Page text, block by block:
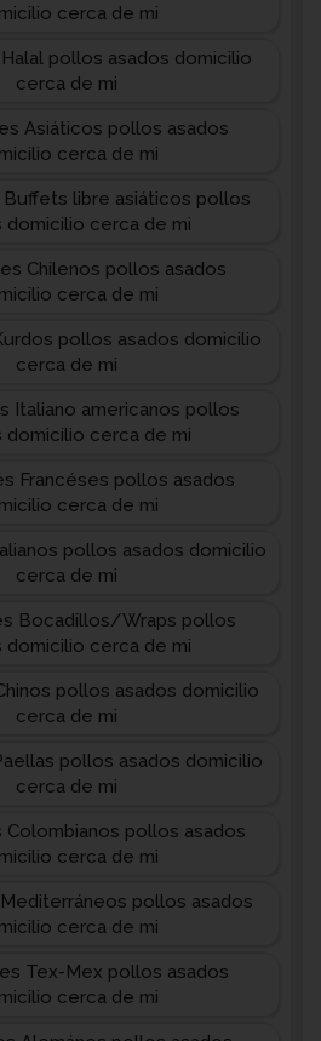
cerca de mi
pollos asados domicilio
cerca de mi
Asiáticos pollos asados
cerca de mi
Buffets libre asiáticos pollos
domicilio cerca de mi
Chilenos pollos asados
cerca de mi
pollos asados domicilio
cerca de mi
Italiano americanos pollos
domicilio cerca de mi
Francéses pollos asados
cerca de mi
pollos asados domicilio
cerca de mi
Bocadillos/Wraps pollos
domicilio cerca de mi
pollos asados domicilio
cerca de mi
pollos asados domicilio
cerca de mi
Colombianos pollos asados
cerca de mi
pollos asados
cerca de mi
Tex-Mex pollos asados
cerca de mi